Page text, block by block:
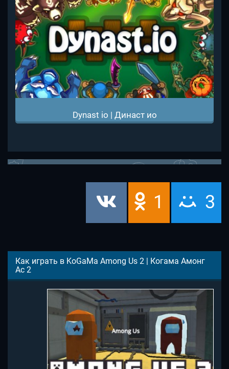
Dynast io | Династ ио
1 3
Как играть в KoGaMa Among Us 2 | Когама Амонг
Ас 2